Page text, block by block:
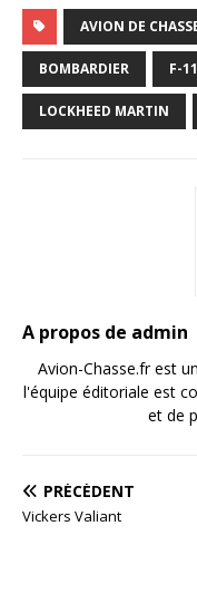
AVION DE
BOMBARDIER F-
LOCKHEED MARTIN
A propos de admin
Avion-Chasse.fr est
l'équipe éditoriale est
et de
PRÉCÉDENT
Vickers Valiant